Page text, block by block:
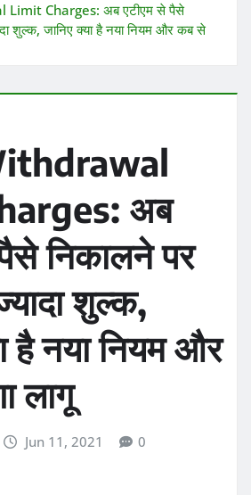
Charges: अब एटीएम से पैसे
शुल्क, जानिए क्या है नया नियम और कब से
अब
निकालने पर
शुल्क,
है नया नियम और
लागू
Jun 11, 2021 0